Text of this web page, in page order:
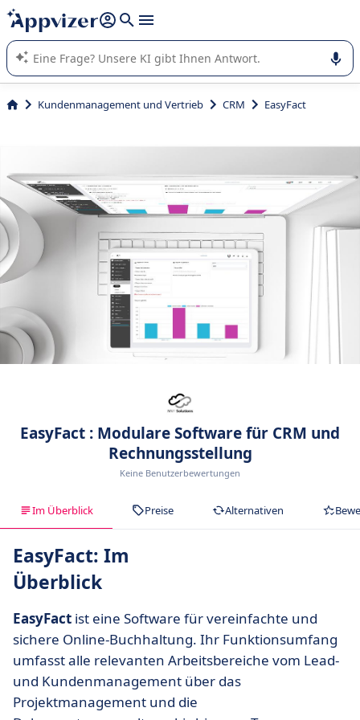
beantworten (mehrere Zeilen mit
Die KI von Appvizer führt Sie bei der Nutzung oder Auswahl
von SaaS-Software in Unternehmen.
Kundenmanagement und Vertrieb CRM EasyFact
EasyFact : Modulare Software für CRM und
Rechnungsstellung
Keine Benutzerbewertungen
Im Überblick Preise Alternativen
EasyFact: Im
Überblick
EasyFact ist eine Software für vereinfachte und
sichere Online-Buchhaltung. Ihr Funktionsumfang
umfasst alle relevanten Arbeitsbereiche vom Lead-
und Kundenmanagement über das
Projektmanagement und die